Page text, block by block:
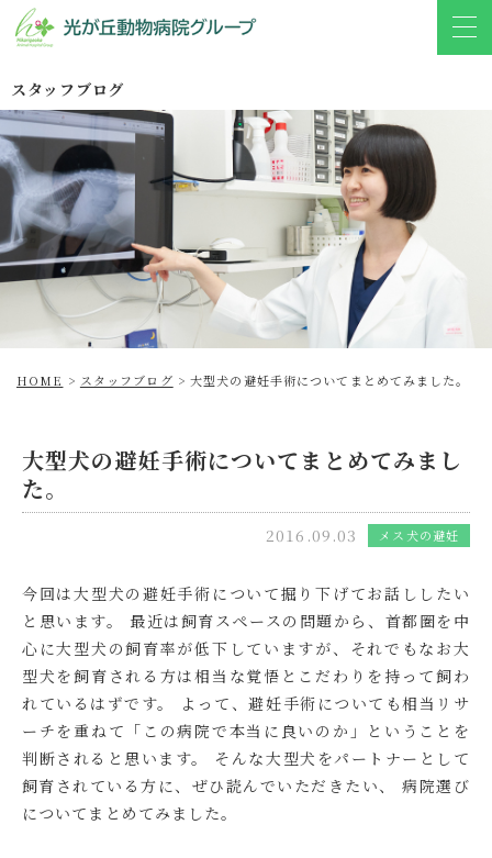
スタッフブログ
HOME > スタッフブログ >大型犬の避妊手術についてまとめてみました。
大型犬の避妊手術についてまとめてみまし
た。
2016.09.03 メス犬の避妊
今回は大型犬の避妊手術について掘り下げてお話ししたい
と思います。 最近は飼育スペースの問題から、首都圏を中
心に大型犬の飼育率が低下していますが、それでもなお大
型犬を飼育される方は相当な覚悟とこだわりを持って飼わ
れているはずです。 よって、避妊手術についても相当リサ
ーチを重ねて「この病院で本当に良いのか」ということを
判断されると思います。 そんな大型犬をパートナーとして
飼育されている方に、ぜひ読んでいただきたい、 病院選び
についてまとめてみました。